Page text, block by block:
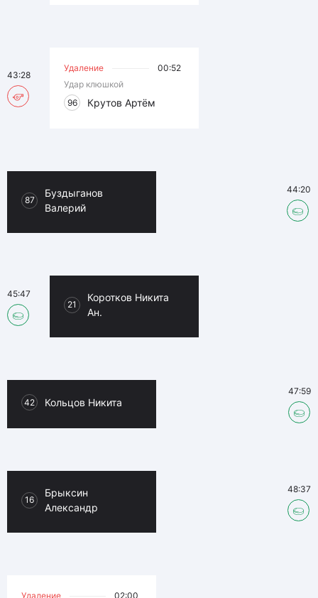
Удаление
00:52
Удар клюшкой
96
Крутов Артём
43:28
87
Буздыганов
Валерий
44:20
21
Коротков Никита
Ан.
45:47
42 Кольцов Никита
47:59
16
Брыксин
Александр
48:37
Удаление
02:00